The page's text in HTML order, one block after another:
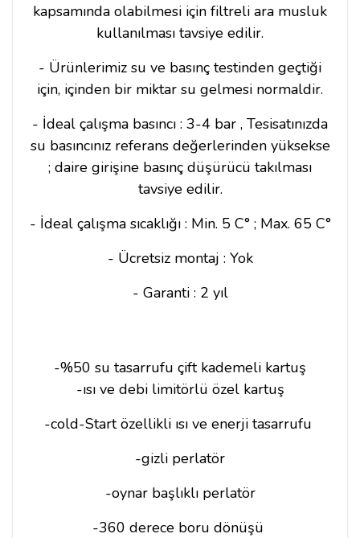
kapsamında olabilmesi için filtreli ara musluk
kullanılması tavsiye edilir.
- Ürünlerimiz su ve basınç testinden geçtiği
için, içinden bir miktar su gelmesi normaldir.
- İdeal çalışma basıncı : 3-4 bar , Tesisatınızda
su basıncınız referans değerlerinden yüksekse
; daire girişine basınç düşürücü takılması
tavsiye edilir.
- İdeal çalışma sıcaklığı : Min. 5 C° ; Max. 65 C°
- Ücretsiz montaj : Yok
- Garanti : 2 yıl
-%50 su tasarrufu çift kademeli kartuş
-ısı ve debi limitörlü özel kartuş
-cold-Start özellikli ısı ve enerji tasarrufu
-gizli perlatör
-oynar başlıklı perlatör
-360 derece boru dönüşü